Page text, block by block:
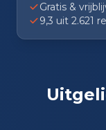
Gratis &
9,3 uit 2.621